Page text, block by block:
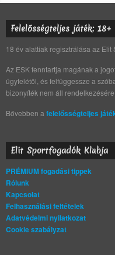
Felelősségteljes játék: 18+
18 év alattiak regisztrálása az
Az ESK fenntartja magának a
ügyfelétől, és felfüggessze a
bizonyíték nem áll rendelkezésére.
Bővebben a felelősségteljes
Elit Sportfogadók Klubja
PRÉMIUM fogadási tippek
Rólunk
Kapcsolat
Felhasználási feltételek
Adatvédelmi nyilatkozat
Cookie szabályzat